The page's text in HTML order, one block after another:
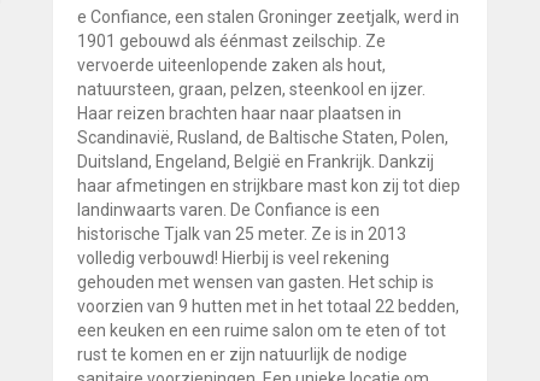
e Confiance, een stalen Groninger zeetjalk, werd in
1901 gebouwd als éénmast zeilschip. Ze
vervoerde uiteenlopende zaken als hout,
natuursteen, graan, pelzen, steenkool en ijzer.
Haar reizen brachten haar naar plaatsen in
Scandinavië, Rusland, de Baltische Staten, Polen,
Duitsland, Engeland, België en Frankrijk. Dankzij
haar afmetingen en strijkbare mast kon zij tot diep
landinwaarts varen. De Confiance is een
historische Tjalk van 25 meter. Ze is in 2013
volledig verbouwd! Hierbij is veel rekening
gehouden met wensen van gasten. Het schip is
voorzien van 9 hutten met in het totaal 22 bedden,
een keuken en een ruime salon om te eten of tot
rust te komen en er zijn natuurlijk de nodige